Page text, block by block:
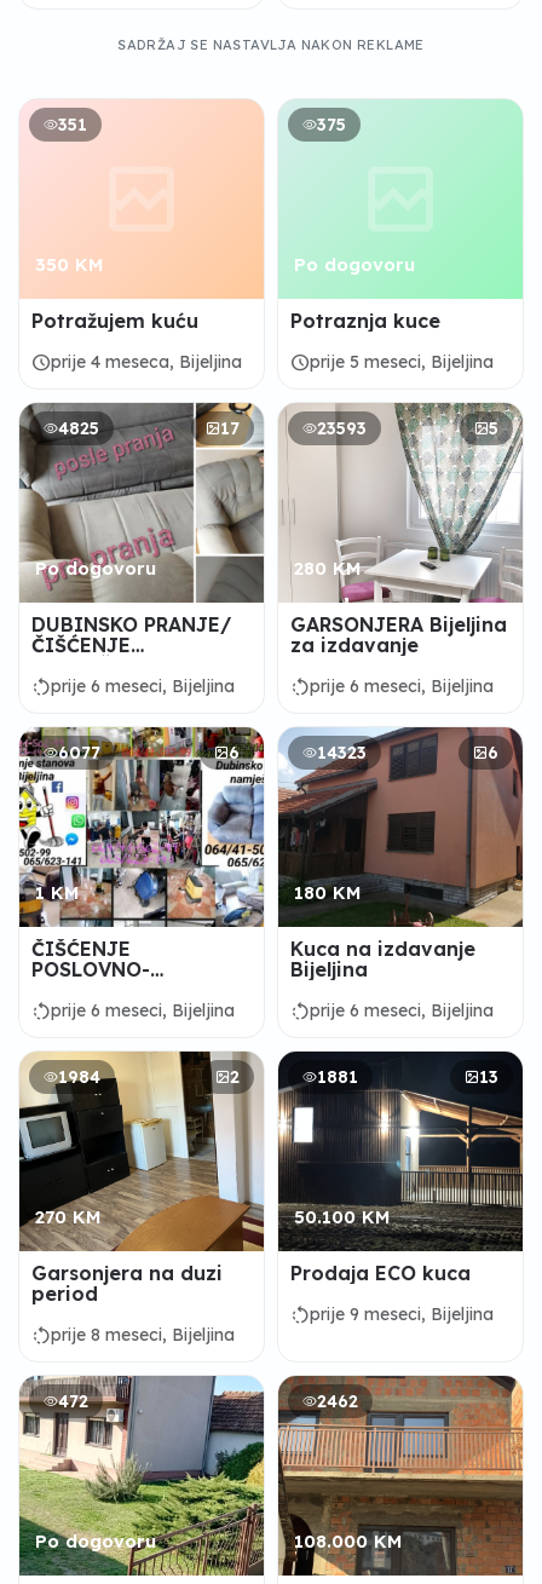
SADRŽAJ SE NASTAVLJA NAKON REKLAME
351
350 KM
Potražujem kuću
scheduleprije 4 meseca, Bijeljina
375
Po dogovoru
Potraznja kuce
scheduleprije 5 meseci, Bijeljina
4825 17
Po dogovoru
DUBINSKO PRANJE/
ČIŠĆENJE
rotate_leftprije 6 meseci, Bijeljina
23593 5
280 KM
GARSONJERA Bijeljina
za izdavanje
rotate_leftprije 6 meseci, Bijeljina
6077 6
1 KM
ČIŠĆENJE
POSLOVNO-
OBJEKATA
rotate_leftprije 6 meseci, Bijeljina
14323 6
180 KM
Kuca na izdavanje
Bijeljina
rotate_leftprije 6 meseci, Bijeljina
1984 2
270 KM
Garsonjera na duzi
period
rotate_leftprije 8 meseci, Bijeljina
1881 13
50.100 KM
Prodaja ECO kuca
rotate_leftprije 9 meseci, Bijeljina
472
Po dogovoru
2462
108.000 KM